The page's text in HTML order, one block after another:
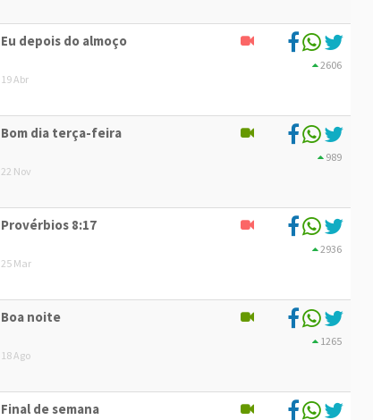
Eu depois do almoço
19 Abr
2606
Bom dia terça-feira
22 Nov
989
Provérbios 8:17
25 Mar
2936
Boa noite
18 Ago
1265
Final de semana